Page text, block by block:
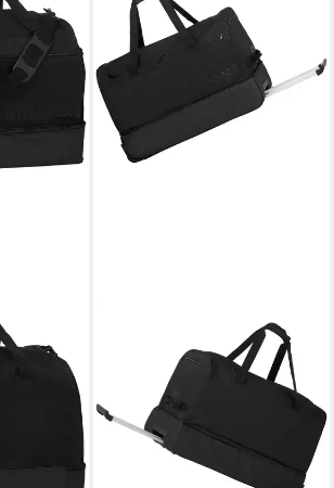
Trolley Trolley ESSENTIAL 90
L TRAVEL, 2 Rollen
ab 56,19 €
-38%
lieferbar - in 6-8 Werktagen bei dir